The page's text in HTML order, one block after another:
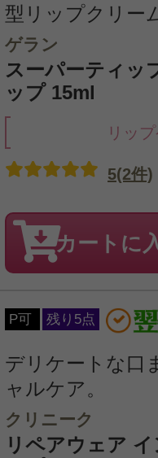
型リップクリー
ゲラン
スーパーティッ
ップ 15ml
リッ
5(2件)
カートに
P可 残り5点
デリケートな口
ャルケア。
クリニーク
リペアウェア